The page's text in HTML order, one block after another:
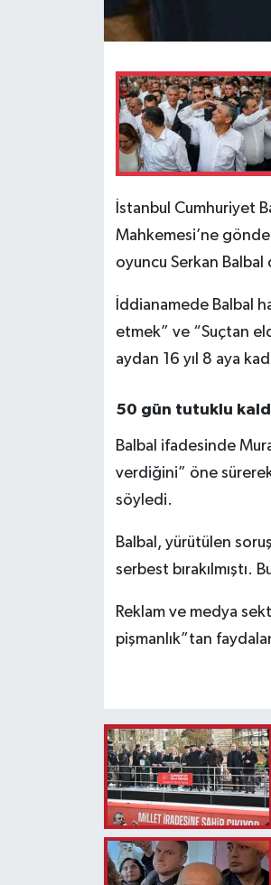
İstanbul Cumhuriyet
Mahkemesi’ne
oyuncu Serkan Balbal
İddianamede Balbal
etmek” ve “Suçtan
aydan 16 yıl 8 aya
50 gün tutuklu
Balbal ifadesinde
verdiğini” öne
söyledi.
Balbal, yürütülen
serbest bırakılmıştı.
Reklam ve medya
pişmanlık”tan